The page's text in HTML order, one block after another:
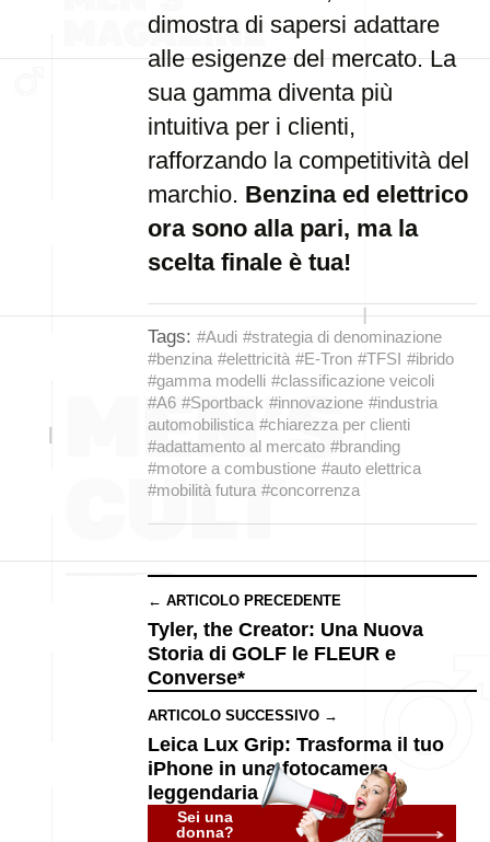
dimostra di sapersi adattare
alle esigenze del mercato. La
sua gamma diventa più
intuitiva per i clienti,
rafforzando la competitività del
marchio. Benzina ed elettrico
ora sono alla pari, ma la
scelta finale è tua!
Tags: #Audi #strategia di denominazione
#benzina #elettricità #E-Tron #TFSI #ibrido
#gamma modelli #classificazione veicoli
#A6 #Sportback #innovazione #industria
automobilistica #chiarezza per clienti
#adattamento al mercato #branding
#motore a combustione #auto elettrica
#mobilità futura #concorrenza
← ARTICOLO PRECEDENTE
Tyler, the Creator: Una Nuova
Storia di GOLF le FLEUR e
Converse*
ARTICOLO SUCCESSIVO →
Leica Lux Grip: Trasforma il tuo
iPhone in una fotocamera
leggendaria
Sei una
donna?